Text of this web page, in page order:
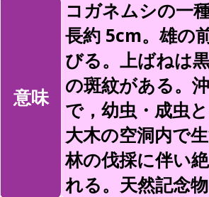
意味
コガネムシの一
長約 5cm。雄の
びる。上ばねは
の斑紋がある。
で，幼虫・成虫
大木の空洞内で
林の伐採に伴い
れる。天然記念物